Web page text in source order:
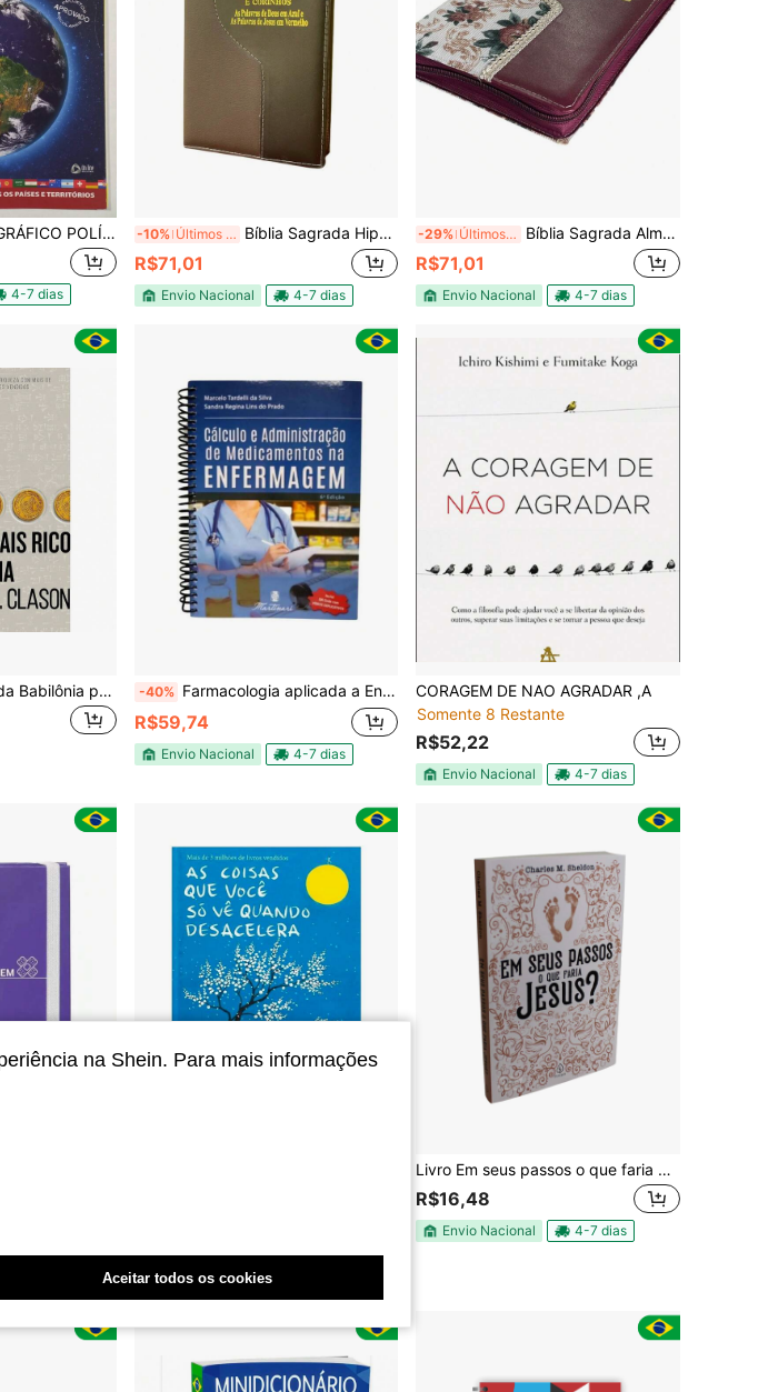
ATLAS Escolar GEOGRÁFICO POLÍTICO FÍSICO - BRASIL E O MUNDO
4-7 dias
-10% Últimos 3 dias Bíblia Sagrada Hiper Gigante Harpa Zíper Índice Almeida Revista Corrigida Rc João Ferreira Marrom Preto Palavras Jesus
R$71,01
Envio Nacional 4-7 dias
-29% Últimos 3 dias Bíblia Sagrada Almeida Corrigida Completa Cristã Evangélica Feminina Letra Hiper Gigante Índice Harpa Cristã Zíper Vinho Jfa
R$71,01
Envio Nacional 4-7 dias
O homem mais rico da Babilônia por George S Clason -40% Farmacologia aplicada a Enfermagem Calculo e Administração de Enfermagem Dosagem Bulário
R$59,74
Envio Nacional 4-7 dias
CORAGEM DE NAO AGRADAR ,A
Somente 8 Restante
R$52,22
Envio Nacional 4-7 dias
4-7 dias
2 outros vendedores
Livro Em seus passos o que faria Jesus - Charles M. Sheldon - Literatura cristã - Religião
R$16,48
Envio Nacional 4-7 dias
na Shein. Para mais informações
Aceitar todos os cookies